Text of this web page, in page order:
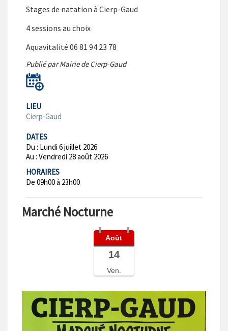
Stages de natation à Cierp-Gaud
4 sessions au choix
Aquavitalité 06 81 94 23 78
Publié par Mairie de Cierp-Gaud
LIEU
Cierp-Gaud
DATES
Du : Lundi 6 juillet 2026
Au : Vendredi 28 août 2026
HORAIRES
De 09h00 à 23h00
Marché Nocturne
Août
14
Ven.